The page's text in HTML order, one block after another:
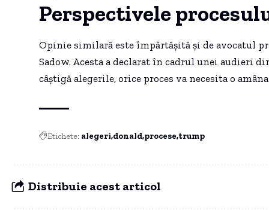
Perspectivele
Opinie similară este împărtășită și de avocatul
Sadow. Acesta a declarat în cadrul unei audieri
câștigă alegerile, orice proces va necesita o
Etichete: alegeri donaldprocese trump
Distribuie acest articol